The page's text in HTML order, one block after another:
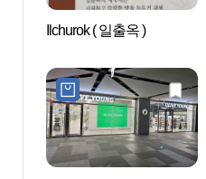
Ilchurok ( 일출옥 )